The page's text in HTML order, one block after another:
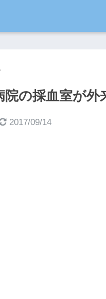
院の採血室が
2017/09/14